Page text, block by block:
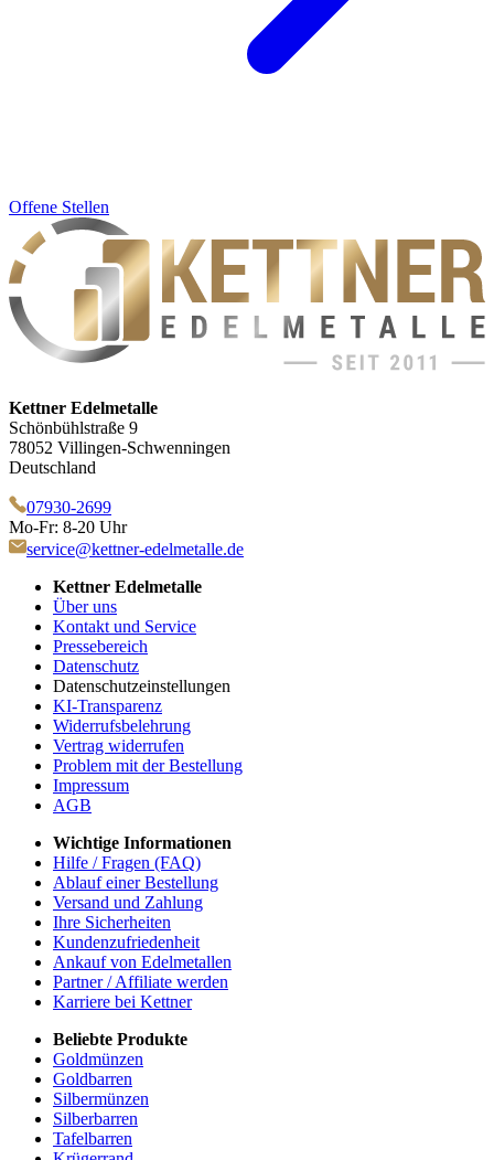
Offene Stellen
Kettner Edelmetalle
Schönbühlstraße 9
78052 Villingen-Schwenningen
Deutschland
07930-2699
Mo-Fr: 8-20 Uhr
service@kettner-edelmetalle.de
Kettner Edelmetalle
Über uns
Kontakt und Service
Pressebereich
Datenschutz
Datenschutzeinstellungen
KI-Transparenz
Widerrufsbelehrung
Vertrag widerrufen
Problem mit der Bestellung
Impressum
AGB
Wichtige Informationen
Hilfe / Fragen (FAQ)
Ablauf einer Bestellung
Versand und Zahlung
Ihre Sicherheiten
Kundenzufriedenheit
Ankauf von Edelmetallen
Partner / Affiliate werden
Karriere bei Kettner
Beliebte Produkte
Goldmünzen
Goldbarren
Silbermünzen
Silberbarren
Tafelbarren